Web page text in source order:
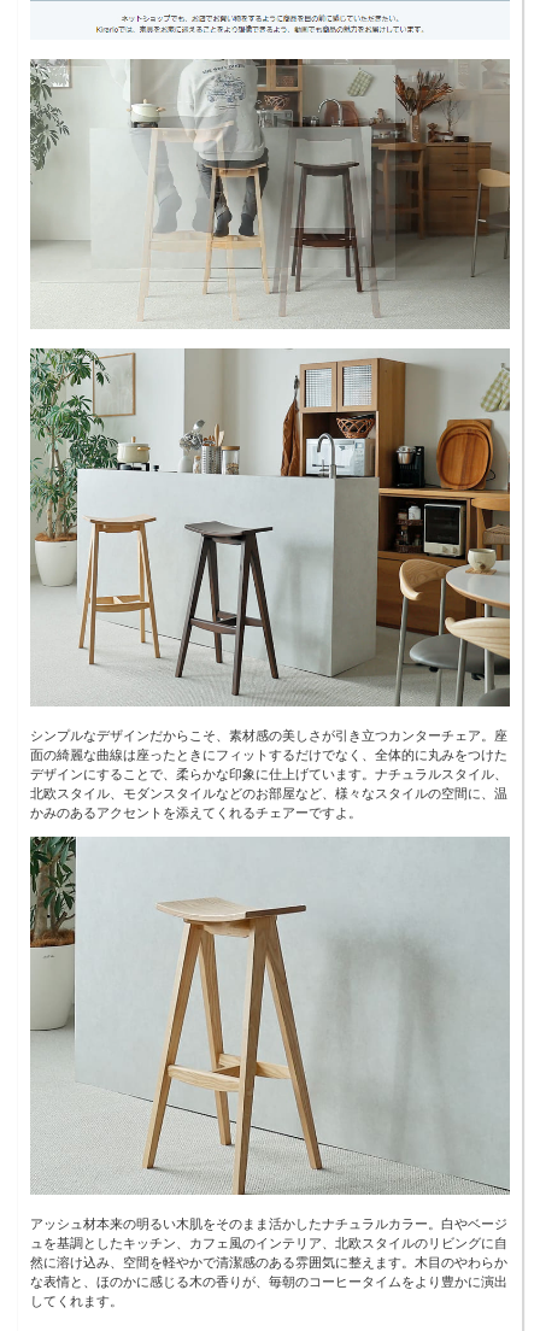
シンプルなデザインだからこそ、素材感の美しさが引き立つカンターチェア。座
面の綺麗な曲線は座ったときにフィットするだけでなく、全体的に丸みをつけた
デザインにすることで、柔らかな印象に仕上げています。ナチュラルスタイル、
北欧スタイル、モダンスタイルなどのお部屋など、様々なスタイルの空間に、温
かみのあるアクセントを添えてくれるチェアーですよ。
アッシュ材本来の明るい木肌をそのまま活かしたナチュラルカラー。白やベージ
ュを基調としたキッチン、カフェ風のインテリア、北欧スタイルのリビングに自
然に溶け込み、空間を軽やかで清潔感のある雰囲気に整えます。木目のやわらか
な表情と、ほのかに感じる木の香りが、毎朝のコーヒータイムをより豊かに演出
してくれます。